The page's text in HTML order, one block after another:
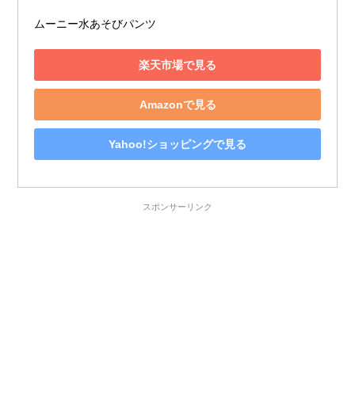
ムーニー水あそびパンツ
楽天市場で見る
Amazonで見る
Yahoo!ショッピングで見る
スポンサーリンク